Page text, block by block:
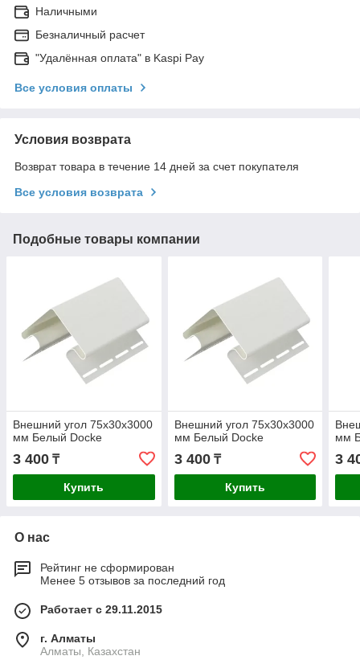
Наличными
Безналичный расчет
"Удалённая оплата" в Kaspi Pay
Все условия оплаты
Условия возврата
Возврат товара в течение 14 дней за счет покупателя
Все условия возврата
Подобные товары компании
Внешний угол 75х30х3000
мм Белый Docke
3 400 ₸
Купить
Внешний угол 75х30х3000
мм Белый Docke
3 400₸
Купить
мм
3
О нас
Рейтинг не сформирован
Менее 5 отзывов за последний год
Работает с 29.11.2015
г. Алматы
Алматы, Казахстан